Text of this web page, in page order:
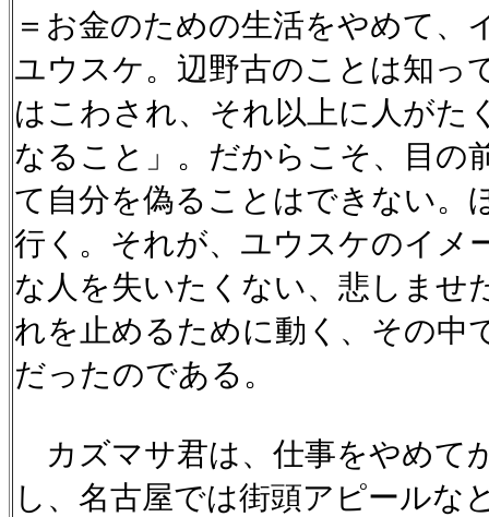
＝お金のための生活をやめて
ユウスケ。辺野古のことは知っ
はこわされ、それ以上に人がた
なること」。だからこそ、目の
て自分を偽ることはできない。
行く。それが、ユウスケのイメ
な人を失いたくない、悲しませ
れを止めるために動く、その中
だったのである。
カズマサ君は、仕事をやめて
し、名古屋では街頭アピールな